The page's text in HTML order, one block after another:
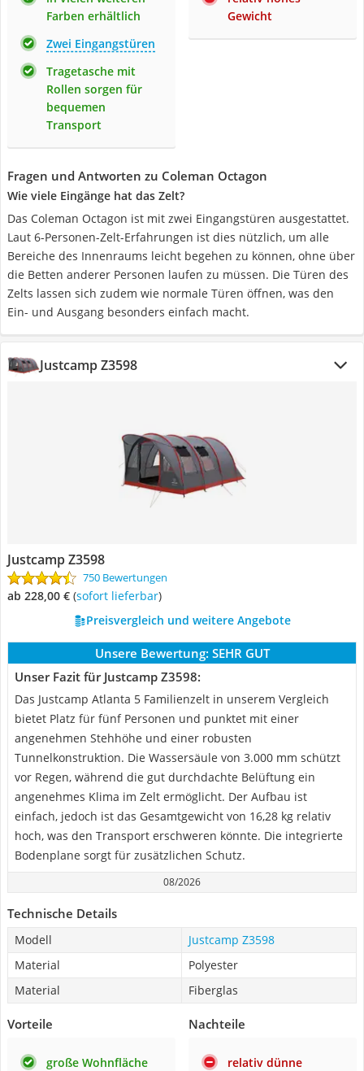
Farben erhältlich
Zwei Eingangstüren
Tragetasche mit
Rollen sorgen für
bequemen
Transport
Gewicht
Fragen und Antworten zu Coleman Octagon
Wie viele Eingänge hat das Zelt?
Das Coleman Octagon ist mit zwei Eingangstüren ausgestattet.
Laut 6-Personen-Zelt-Erfahrungen ist dies nützlich, um alle
Bereiche des Innenraums leicht begehen zu können, ohne über
die Betten anderer Personen laufen zu müssen. Die Türen des
Zelts lassen sich zudem wie normale Türen öffnen, was den
Ein- und Ausgang besonders einfach macht.
Justcamp Z3598
Justcamp Z3598
750 Bewertungen
ab 228,00 € ( Sofort lieferbar)
Preisvergleich und weitere Angebote
Unsere Bewertung: SEHR GUT
Unser Fazit für Justcamp Z3598:
Das Justcamp Atlanta 5 Familienzelt in unserem Vergleich
bietet Platz für fünf Personen und punktet mit einer
angenehmen Stehhöhe und einer robusten
Tunnelkonstruktion. Die Wassersäule von 3.000 mm schützt
vor Regen, während die gut durchdachte Belüftung ein
angenehmes Klima im Zelt ermöglicht. Der Aufbau ist
einfach, jedoch ist das Gesamtgewicht von 16,28 kg relativ
hoch, was den Transport erschweren könnte. Die integrierte
Bodenplane sorgt für zusätzlichen Schutz.
08/2026
Technische Details
Modell
Justcamp Z3598
Material
Polyester
Material
Fiberglas
Vorteile
große Wohnfläche
Nachteile
relativ dünne